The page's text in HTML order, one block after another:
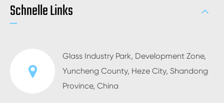
Schnelle Links
Glass Industry Park, Development Zone,
Yuncheng County, Heze City, Shandong
Province, China